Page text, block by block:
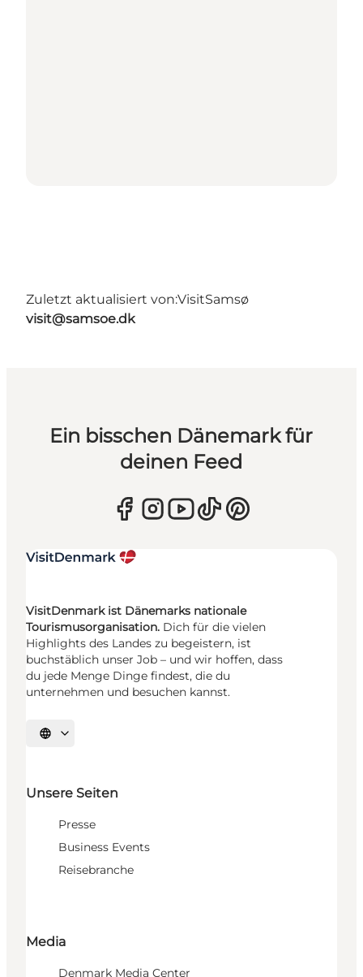
Zuletzt aktualisiert von:VisitSamsø
visit@samsoe.dk
Ein bisschen Dänemark für
deinen Feed
VisitDenmark ist Dänemarks nationale
Tourismusorganisation. Dich für die vielen
Highlights des Landes zu begeistern, ist
buchstäblich unser Job – und wir hoffen, dass
du jede Menge Dinge findest, die du
unternehmen und besuchen kannst.
Sprache auswählen
Unsere Seiten
Presse
Business Events
Reisebranche
Media
Denmark Media Center